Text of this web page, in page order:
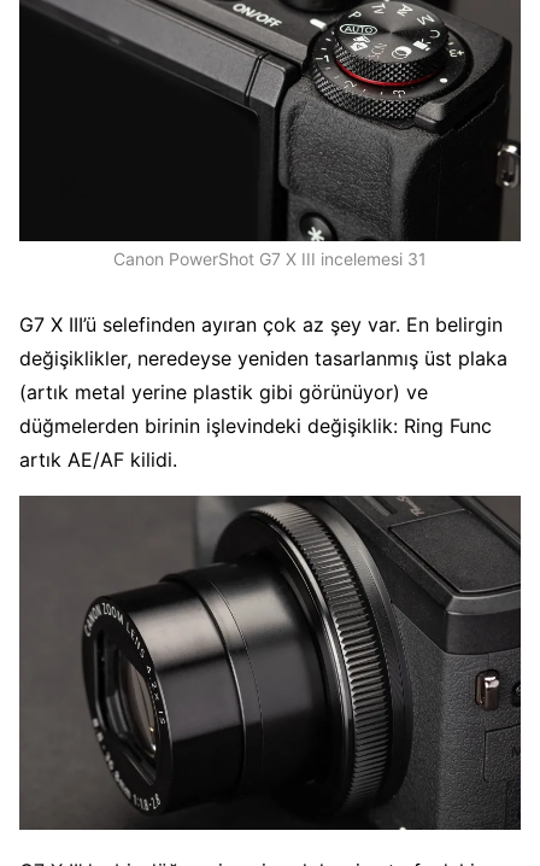
Canon PowerShot G7 X III incelemesi 31
G7 X III’ü selefinden ayıran çok az şey var. En belirgin
değişiklikler, neredeyse yeniden tasarlanmış üst plaka
(artık metal yerine plastik gibi görünüyor) ve
düğmelerden birinin işlevindeki değişiklik: Ring Func
artık AE/AF kilidi.